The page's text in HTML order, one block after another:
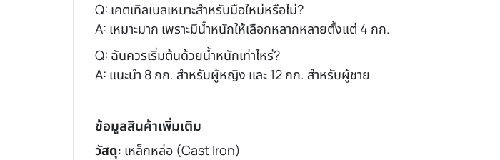
Q: เคตเทิลเบลเหมาะสำหรับมือใหม่หรือไม่?
A: เหมาะมาก เพราะมีน้ำหนักให้เลือกหลากหลายตั้งแต่ 4 กก.
Q: ฉันควรเริ่มต้นด้วยน้ำหนักเท่าไหร่?
A: แนะนำ 8 กก. สำหรับผู้หญิง และ 12 กก. สำหรับผู้ชาย
ข้อมูลสินค้าเพิ่มเติม
วัสดุ: เหล็กหล่อ (Cast Iron)